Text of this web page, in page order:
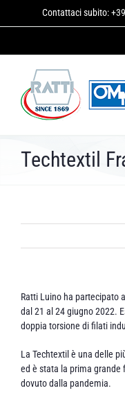
Contattaci subito:
Techtextil
Ratti Luino ha partecipato
dal 21 al 24 giugno 2022.
doppia torsione di filati
La Techtextil è una delle
ed è stata la prima grande
dovuto dalla pandemia.